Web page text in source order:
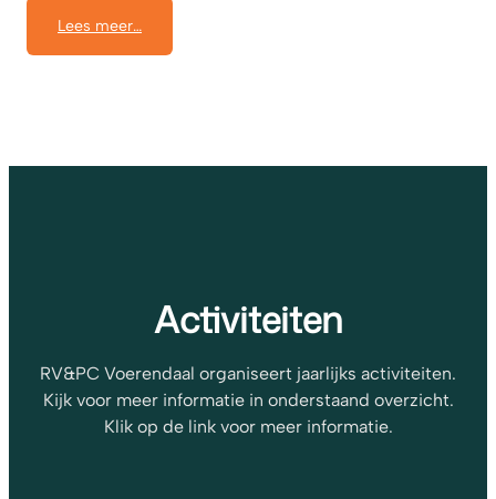
Lees meer…
Activiteiten
RV&PC Voerendaal organiseert jaarlijks activiteiten.
Kijk voor meer informatie in onderstaand overzicht.
Klik op de link voor meer informatie.